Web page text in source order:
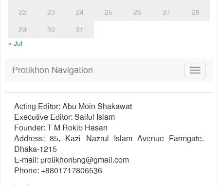
22
23 24 25 26 27
28
29
30
31
« Jul
Toggle
Protikhon Navigation
Acting Editor: Abu Moin Shakawat
Executive Editor: Saiful Islam
Founder: T M Rokib Hasan
Address: 85, Kazi Nazrul Islam Avenue Farmgate,
Dhaka-1215
E-mail:protikhonbng@gmail.com
Phone: +8801717806536